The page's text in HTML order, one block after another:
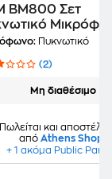
BM800 Σετ
Πυκνωτικό
(2)
Μη διαθέσιμο
Πωλείται και
από Athens Shop
+ 1 ακόμα Public